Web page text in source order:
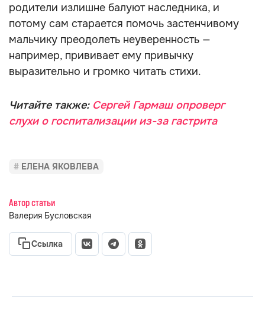
родители излишне балуют наследника, и
потому сам старается помочь застенчивому
мальчику преодолеть неуверенность —
например, прививает ему привычку
выразительно и громко читать стихи.
Читайте также: Сергей Гармаш опроверг
слухи о госпитализации из-за гастрита
ЕЛЕНА ЯКОВЛЕВА
Автор статьи
Валерия Бусловская
Ссылка